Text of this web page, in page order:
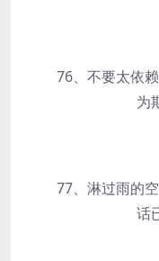
76、不要太依赖
为
77、淋过雨的空
话